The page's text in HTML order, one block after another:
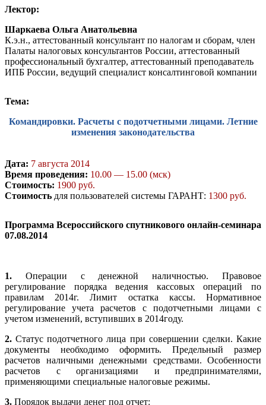
Лектор:
Шаркаева Ольга Анатольевна
К.э.н., аттестованный консультант по налогам и сборам, член
Палаты налоговых консультантов России, аттестованный
профессиональный бухгалтер, аттестованный преподаватель
ИПБ России, ведущий специалист консалтинговой компании
Тема:
Командировки. Расчеты с подотчетными лицами. Летние
изменения законодательства
Дата: 7 августа 2014
Время проведения: 10.00 — 15.00 (мск)
Стоимость: 1900 руб.
Стоимость для пользователей системы ГАРАНТ: 1300 руб.
Программа Всероссийского спутникового онлайн-семинара
07.08.2014
1. Операции с денежной наличностью. Правовое
регулирование порядка ведения кассовых операций по
правилам 2014г. Лимит остатка кассы. Нормативное
регулирование учета расчетов с подотчетными лицами с
учетом изменений, вступивших в 2014году.
2.Статус подотчетного лица при совершении сделки. Какие
документы необходимо оформить. Предельный размер
расчетов наличными денежными средствами. Особенности
расчетов с организациями и предпринимателями,
применяющими специальные налоговые режимы.
3. Порядок выдачи денег под отчет: